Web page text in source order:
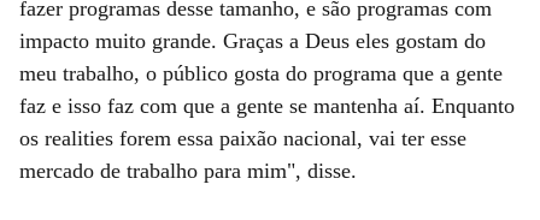
fazer programas desse tamanho, e são programas com
impacto muito grande. Graças a Deus eles gostam do
meu trabalho, o público gosta do programa que a gente
faz e isso faz com que a gente se mantenha aí. Enquanto
os realities forem essa paixão nacional, vai ter esse
mercado de trabalho para mim", disse.